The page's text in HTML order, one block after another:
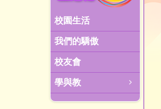
校園生活
我們的驕傲
校友會
學與教